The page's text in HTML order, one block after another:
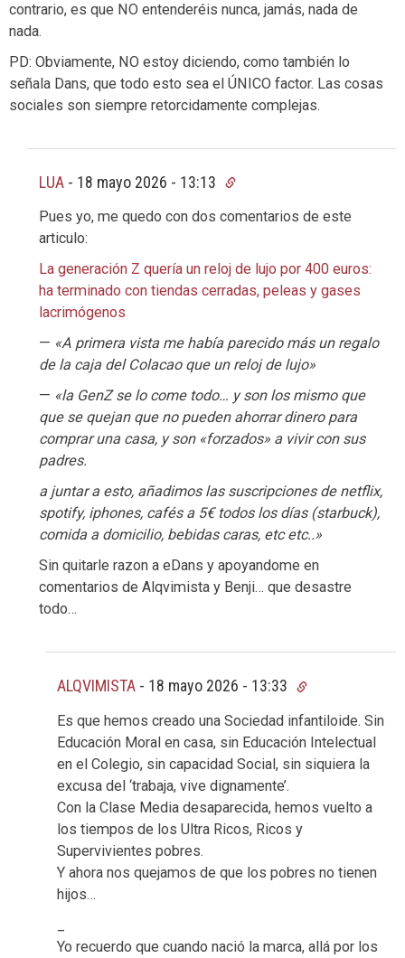
contrario, es que NO entenderéis nunca, jamás, nada de
nada.
PD: Obviamente, NO estoy diciendo, como también lo
señala Dans, que todo esto sea el ÚNICO factor. Las cosas
sociales son siempre retorcidamente complejas.
LUA - 18 mayo 2026 - 13:13
Pues yo, me quedo con dos comentarios de este
articulo:
La generación Z quería un reloj de lujo por 400 euros:
ha terminado con tiendas cerradas, peleas y gases
lacrimógenos
— «A primera vista me había parecido más un regalo
de la caja del Colacao que un reloj de lujo»
— «la GenZ se lo come todo… y son los mismo que
que se quejan que no pueden ahorrar dinero para
comprar una casa, y son «forzados» a vivir con sus
padres.
a juntar a esto, añadimos las suscripciones de netflix,
spotify, iphones, cafés a 5€ todos los días (starbuck),
comida a domicilio, bebidas caras, etc etc..»
Sin quitarle razon a eDans y apoyandome en
comentarios de Alqvimista y Benji… que desastre
todo…
ALQVIMISTA - 18 mayo 2026 - 13:33
Es que hemos creado una Sociedad infantiloide. Sin
Educación Moral en casa, sin Educación Intelectual
en el Colegio, sin capacidad Social, sin siquiera la
excusa del ‘trabaja, vive dignamente’.
Con la Clase Media desaparecida, hemos vuelto a
los tiempos de los Ultra Ricos, Ricos y
Supervivientes pobres.
Y ahora nos quejamos de que los pobres no tienen
hijos…
Yo recuerdo que cuando nació la marca, allá por los